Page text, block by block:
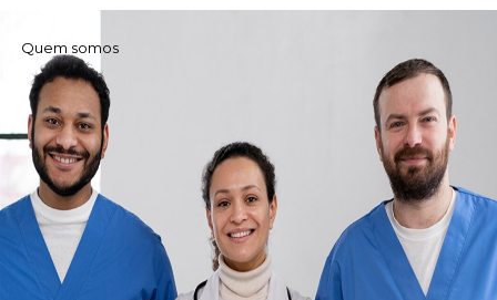
Quem somos
As Clínicas de Recuperação Sinais oferecem
tratamentos exclusivos para a recuperação
de dependentes químicos e alcoolistas.
Somos referência nacional contando com uma grande rede
de clínicas de recuperação no Brasil.
Nossas clinicas de recuperação possuem estruturas modernas
com programas terapêuticos de ponta obtendo excelentes
resultados de recuperação de homens e mulheres.
As unidades contam com equipes multidisciplinares
capacitadas com vasta experiência trabalhando de forma